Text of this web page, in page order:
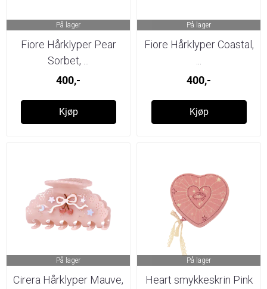
På lager
Fiore Hårklyper Pear
Sorbet, ...
400,-
Kjøp
På lager
Fiore Hårklyper Coastal,
400,-
Kjøp
På lager
Cirera Hårklyper Mauve,
På lager
Heart smykkeskrin Pink